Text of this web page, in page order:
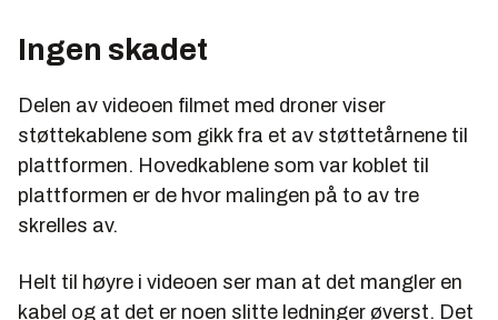
Ingen skadet
Delen av videoen filmet med droner viser
støttekablene som gikk fra et av støttetårnene til
plattformen. Hovedkablene som var koblet til
plattformen er de hvor malingen på to av tre
skrelles av.
Helt til høyre i videoen ser man at det mangler en
kabel og at det er noen slitte ledninger øverst. Det